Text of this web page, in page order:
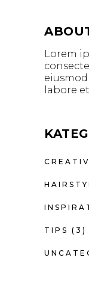
Lorem
labore
TIPS (3)